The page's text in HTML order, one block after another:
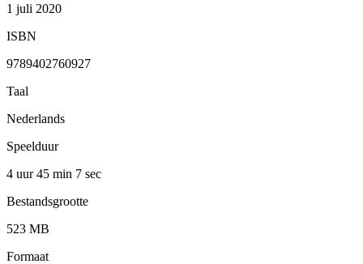
1 juli 2020
ISBN
9789402760927
Taal
Nederlands
Speelduur
4 uur 45 min 7 sec
Bestandsgrootte
523 MB
Formaat